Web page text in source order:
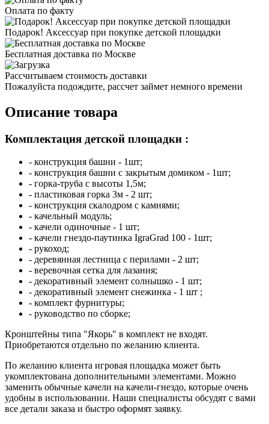
Оплата по факту
Подарок! Аксессуар при покупке детской площадки
Бесплатная доставка по Москве
Рассчитываем стоимость доставки
Пожалуйста подождите, рассчет займет немного времени
Описание товара
Комплектация детской площадки :
- конструкция башни - 1шт;
- конструкция башни с закрытым домиком - 1шт;
- горка-труба с высоты 1,5м;
- пластиковая горка 3м - 2 шт;
- конструкция скалодром с камнями;
- качельный модуль;
- качели одиночные - 1 шт;
- качели гнездо-паутинка IgraGrad 100 - 1шт;
- рукоход;
- деревянная лестница с перилами - 2 шт;
- веревочная сетка для лазания;
- декоративный элемент cолнышко - 1 шт;
- декоративный элемент cнежинка - 1 шт ;
- комплект фурнитуры;
- руководство по сборке;
Кронштейны типа "Якорь" в комплект не входят.
Приобретаются отдельно по желанию клиента.
По желанию клиента игровая площадка может быть
укомплектована дополнительными элементами. Можно
заменить обычные качели на качели-гнездо, которые очень
удобны в использовании. Наши специалисты обсудят с вами
все детали заказа и быстро оформят заявку.